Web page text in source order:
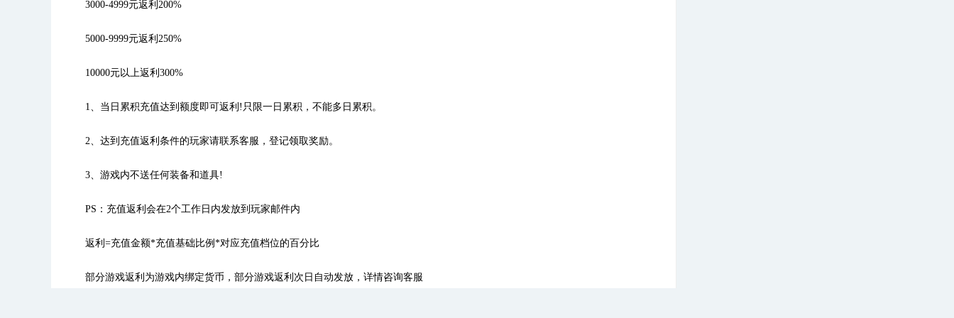
3000-4999元返利200%
5000-9999元返利250%
10000元以上返利300%
1、当日累积充值达到额度即可返利!只限一日累积，不能多日累积。
2、达到充值返利条件的玩家请联系客服，登记领取奖励。
3、游戏内不送任何装备和道具!
PS：充值返利会在2个工作日内发放到玩家邮件内
返利=充值金额*充值基础比例*对应充值档位的百分比
部分游戏返利为游戏内绑定货币，部分游戏返利次日自动发放，详情咨询客服